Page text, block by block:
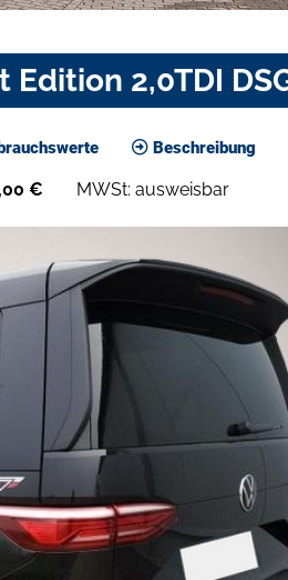
2,0TDI
Beschreibung
€ MWSt: ausweisbar